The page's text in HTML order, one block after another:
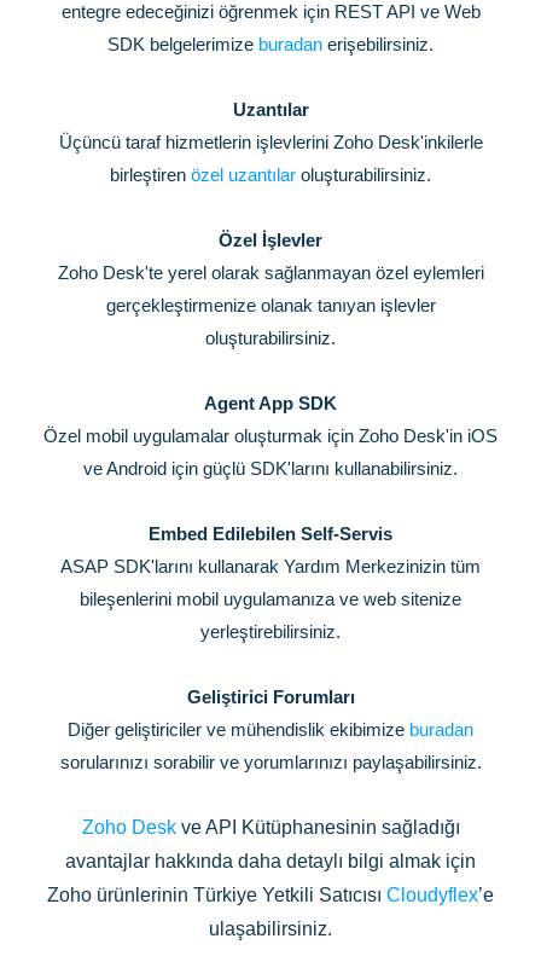
entegre edeceğinizi öğrenmek için REST API ve Web
SDK belgelerimize buradan erişebilirsiniz.
Uzantılar
Üçüncü taraf hizmetlerin işlevlerini Zoho Desk'inkilerle
birleştiren özel uzantılar oluşturabilirsiniz.
Özel İşlevler
Zoho Desk'te yerel olarak sağlanmayan özel eylemleri
gerçekleştirmenize olanak tanıyan işlevler
oluşturabilirsiniz.
Agent App SDK
Özel mobil uygulamalar oluşturmak için Zoho Desk'in iOS
ve Android için güçlü SDK'larını kullanabilirsiniz.
Embed Edilebilen Self-Servis
ASAP SDK'larını kullanarak Yardım Merkezinizin tüm
bileşenlerini mobil uygulamanıza ve web sitenize
yerleştirebilirsiniz.
Geliştirici Forumları
Diğer geliştiriciler ve mühendislik ekibimize buradan
sorularınızı sorabilir ve yorumlarınızı paylaşabilirsiniz.
Zoho Deskve API Kütüphanesinin sağladığı
avantajlar hakkında daha detaylı bilgi almak için
Zoho ürünlerinin Türkiye Yetkili Satıcısı Cloudyflex’e
ulaşabilirsiniz.